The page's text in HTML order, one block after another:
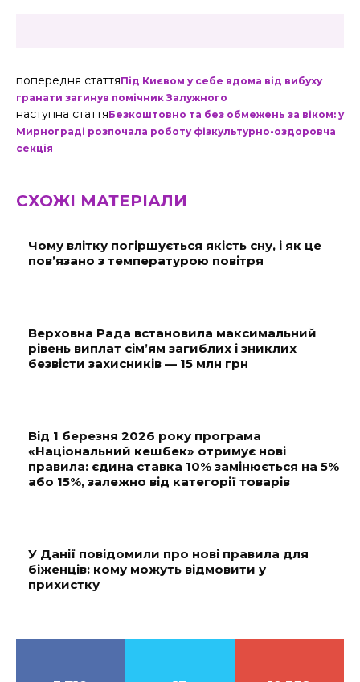
попередня статтяПід Києвом у себе вдома від вибуху
гранати загинув помічник Залужного
наступна статтяБезкоштовно та без обмежень за віком: у
Мирнограді розпочала роботу фізкультурно-оздоровча
секція
СХОЖІ МАТЕРІАЛИ
Чому влітку погіршується якість сну, і як це
пов’язано з температурою повітря
Верховна Рада встановила максимальний
рівень виплат сім’ям загиблих і зниклих
безвісти захисників — 15 млн грн
Від 1 березня 2026 року програма
«Національний кешбек» отримує нові
правила: єдина ставка 10% замінюється на 5%
або 15%, залежно від категорії товарів
У Данії повідомили про нові правила для
біженців: кому можуть відмовити у
прихистку